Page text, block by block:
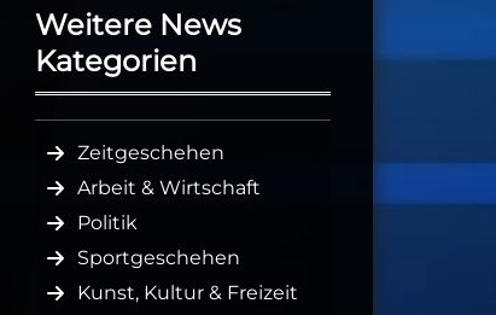
Weitere News
Kategorien
Zeitgeschehen
Arbeit & Wirtschaft
Politik
Sportgeschehen
Kunst, Kultur & Freizeit